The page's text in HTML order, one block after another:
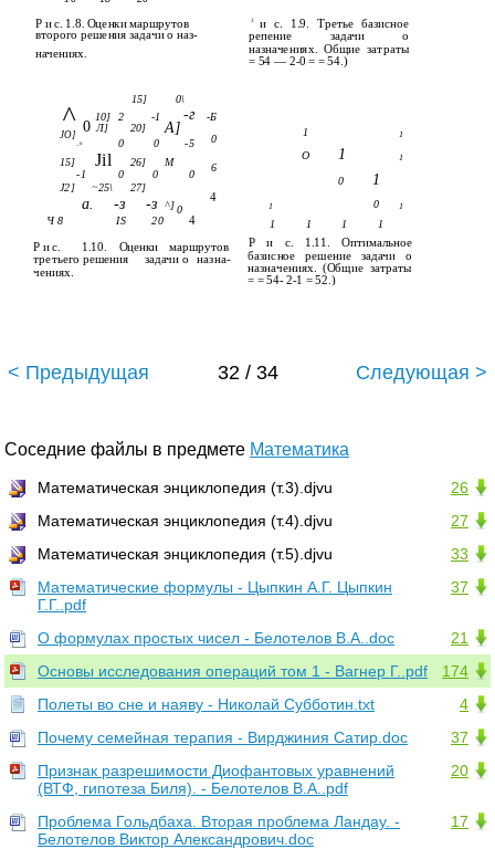
Р и с. 1.8. Оценки маршрутов
второго решения задачи о наз-
начениях.
^ 0
10]
15] 0\
-Б
2 -1 -г
Л] 20] А]
JO] 0
_п 0 0
-5
15]
Jil 26] М
6
-1 0 0 0
J2] ~25\
27]
^]0
4
а. -з -з
Ч 8 IS 20
4
Р и с.
1.10. Оценки
маршрутов
третьего решения задачи о
назна-
чениях.
3 и с. 1.9. Третье базисное
репение задачи о
назначениях. Общие затраты
= 54 — 2-0 = = 54.)
1 1
О 1 1
0 1
1 0 1
1 1 1 1
Р и с. 1.11. Оптимальное
базисное решение задачи о
назначениях. (Общие затраты
= = 54- 2-1 = 52.)
< Предыдущая 32 / 34 Следующая >
Соседние файлы в предмете Математика
26
Математическая энциклопедия (т.3).djvu
27
Математическая энциклопедия (т.4).djvu
33
Математическая энциклопедия (т.5).djvu
37
Математические формулы - Цыпкин А.Г. Цыпкин
Г.Г..pdf
21
О формулах простых чисел - Белотелов В.А..doc
174
Основы исследования операций том 1 - Вагнер Г..pdf
4
Полеты во сне и наяву - Hиколай Субботин.txt
37
Почему семейная терапия - Вирджиния Сатир.doc
20
Признак разрешимости Диофантовых уравнений
(ВТФ, гипотеза Биля). - Белотелов В.А..pdf
17
Проблема Гольдбаха. Вторая проблема Ландау. -
Белотелов Виктор Александрович.doc